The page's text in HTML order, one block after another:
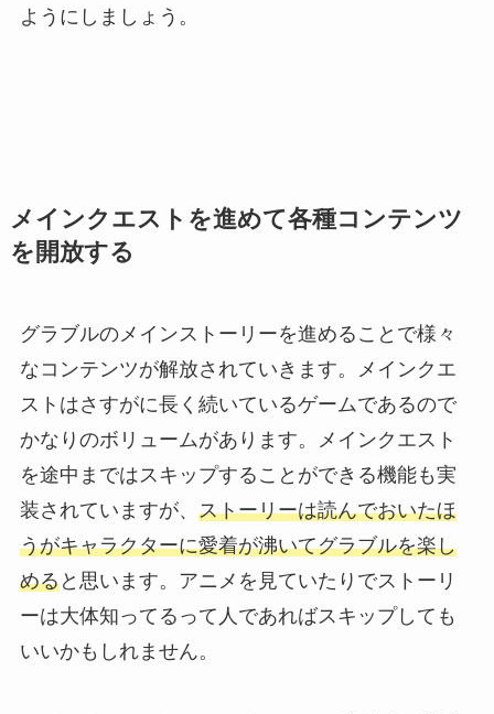
ようにしましょう。
メインクエストを進めて各種コンテンツ
を開放する
グラブルのメインストーリーを進めることで様々
なコンテンツが解放されていきます。メインクエ
ストはさすがに長く続いているゲームであるので
かなりのボリュームがあります。メインクエスト
を途中まではスキップすることができる機能も実
装されていますが、 ストーリーは読んでおいたほ
うがキャラクターに愛着が沸いてグラブルを楽し
めると思います。アニメを見ていたりでストーリ
ーは大体知ってるって人であればスキップしても
いいかもしれません。